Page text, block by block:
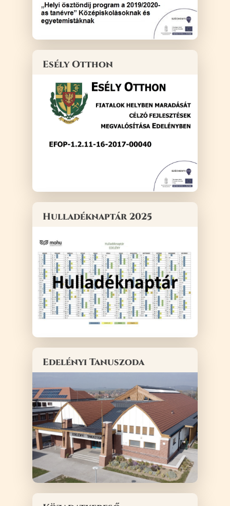
Esély Otthon
Hulladéknaptár 2025
Edelényi Tanuszoda